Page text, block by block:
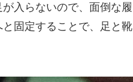
入らないので、面倒な履
固定することで、足と靴